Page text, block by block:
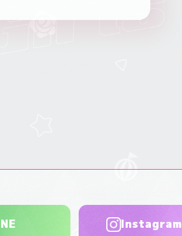
Instagram